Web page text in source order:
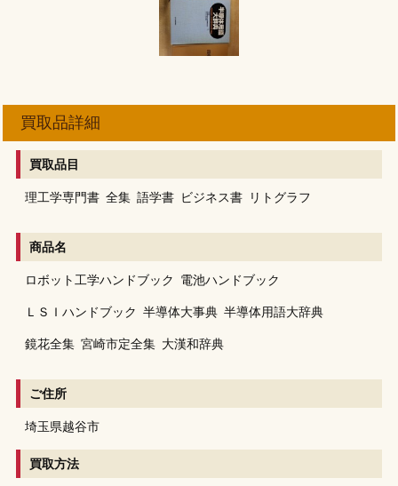
買取品詳細
買取品目
理工学専門書 全集 語学書 ビジネス書 リトグラフ
商品名
ロボット工学ハンドブック 電池ハンドブック
ＬＳＩハンドブック 半導体大事典 半導体用語大辞典
鏡花全集 宮崎市定全集 大漢和辞典
ご住所
埼玉県越谷市
買取方法